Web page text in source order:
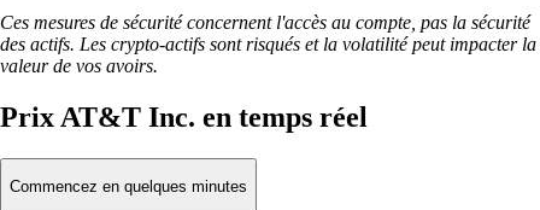
Ces mesures de sécurité concernent l'accès au compte, pas la sécurité
des actifs. Les crypto-actifs sont risqués et la volatilité peut impacter la
valeur de vos avoirs.
Prix AT&T Inc. en temps réel
Commencez en quelques minutes